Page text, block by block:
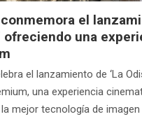
el
ofreciendo una
el lanzamiento de ‘La
una experiencia
mejor tecnología de